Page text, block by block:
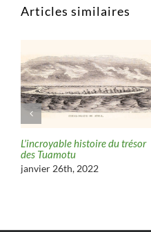
Articles similaires
L’incroyable histoire du trésor
des Tuamotu
janvier 26th, 2022